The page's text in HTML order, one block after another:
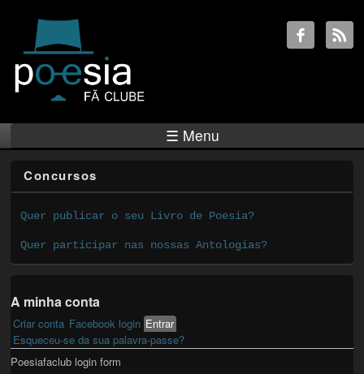
☰ Menu
Concursos
Quer publicar o seu Livro de Poesia?
Quer participar nas nossas Antologias?
A minha conta
Primary tabs
Criar conta Facebook login Entrar(active tab)
Esqueceu-se da sua palavra-passe?
Poesiafaclub login form